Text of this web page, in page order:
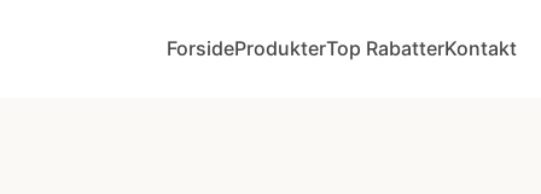
ForsideProdukterTop RabatterKontakt